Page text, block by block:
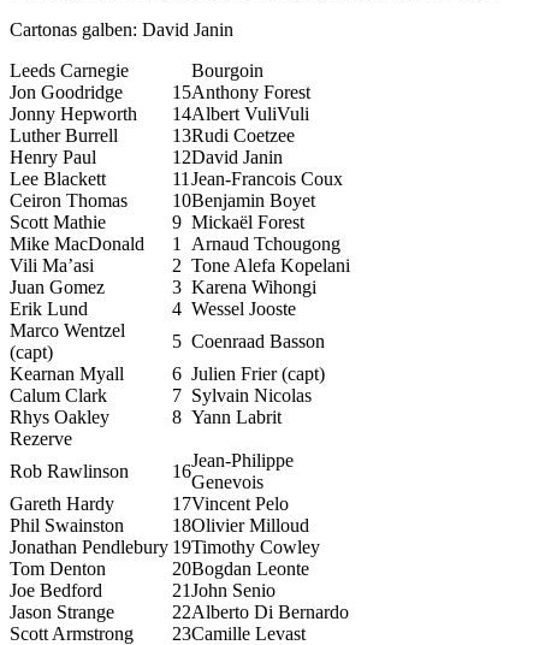
Cartonas galben: David Janin
Leeds Carnegie
Bourgoin
Jon Goodridge
15Anthony Forest
Jonny Hepworth
14Albert VuliVuli
Luther Burrell
13Rudi Coetzee
Henry Paul
12David Janin
Lee Blackett
11 Jean-Francois Coux
Ceiron Thomas
10Benjamin Boyet
Scott Mathie
9 Mickaël Forest
Mike MacDonald
1
Arnaud Tchougong
Vili Ma’asi
2 Tone Alefa Kopelani
Juan Gomez
3 Karena Wihongi
Erik Lund
4 Wessel Jooste
Marco Wentzel
(capt)
5 Coenraad Basson
Kearnan Myall
6 Julien Frier (capt)
Calum Clark
7 Sylvain Nicolas
Rhys Oakley
8 Yann Labrit
Rezerve
Rob Rawlinson
16
Jean-Philippe
Genevois
Gareth Hardy
17Vincent Pelo
Phil Swainston
18Olivier Milloud
Jonathan Pendlebury 19Timothy Cowley
Tom Denton
20Bogdan Leonte
Joe Bedford
21John Senio
Jason Strange
22Alberto Di Bernardo
Scott Armstrong
23Camille Levast